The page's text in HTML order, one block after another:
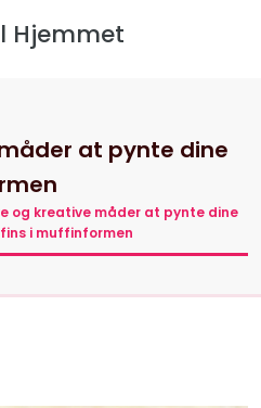
Hjemmet
at pynte dine
og kreative måder at pynte dine
i muffinformen